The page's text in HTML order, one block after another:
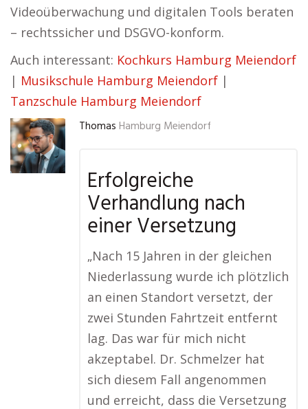
Videoüberwachung und digitalen Tools beraten
– rechtssicher und DSGVO-konform.
Auch interessant: Kochkurs Hamburg Meiendorf
| Musikschule Hamburg Meiendorf |
Tanzschule Hamburg Meiendorf
Thomas Hamburg Meiendorf
Erfolgreiche
Verhandlung nach
einer Versetzung
„Nach 15 Jahren in der gleichen
Niederlassung wurde ich plötzlich
an einen Standort versetzt, der
zwei Stunden Fahrtzeit entfernt
lag. Das war für mich nicht
akzeptabel. Dr. Schmelzer hat
sich diesem Fall angenommen
und erreicht, dass die Versetzung